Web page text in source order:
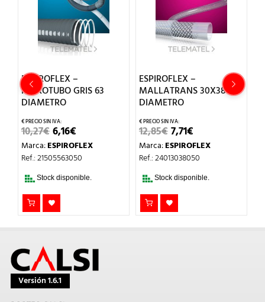
ESPIROFLEX –
HIDROTUBO GRIS 63
DIAMETRO
10,27€EL
PRECIO
ORIGINAL
ERA:
6,16€PRECIO
ACTUAL
ES:
Marca:ESPIROFLEX
Ref.: 21505563050
Stock disponible.
ESPIROFLEX –
MALLATRANS 30X38
DIAMETRO
12,85€EL
PRECIO
ORIGINAL
ERA:
7,71€PRECIO
ACTUAL
ES:
Marca:ESPIROFLEX
Ref.: 24013038050
Stock disponible.
Versión 1.6.1